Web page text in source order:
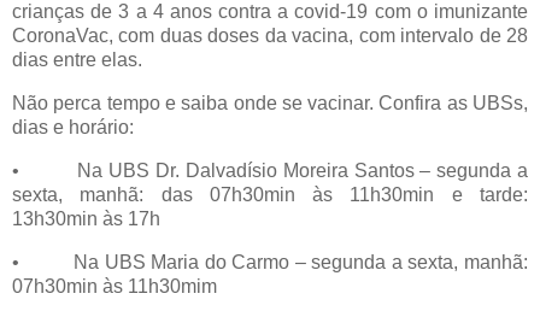
crianças de 3 a 4 anos contra a covid-19 com o imunizante
CoronaVac, com duas doses da vacina, com intervalo de 28
dias entre elas.
Não perca tempo e saiba onde se vacinar. Confira as UBSs,
dias e horário:
•
Na UBS Dr. Dalvadísio Moreira Santos – segunda a
sexta, manhã: das 07h30min às 11h30min e tarde:
13h30min às 17h
•
Na UBS Maria do Carmo – segunda a sexta, manhã:
07h30min às 11h30mim